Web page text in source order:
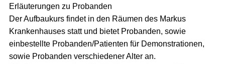
Erläuterungen zu Probanden
Der Aufbaukurs findet in den Räumen des Markus
Krankenhauses statt und bietet Probanden, sowie
einbestellte Probanden/Patienten für Demonstrationen,
sowie Probanden verschiedener Alter an.